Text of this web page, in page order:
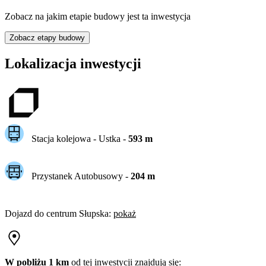
Zobacz na jakim etapie budowy jest ta inwestycja
Zobacz etapy budowy
Lokalizacja inwestycji
Stacja kolejowa - Ustka - 593m
Przystanek Autobusowy - 204m
Dojazd do centrum Słupska: pokaż
W pobliżu 1 km od tej inwestycji znajdują się: